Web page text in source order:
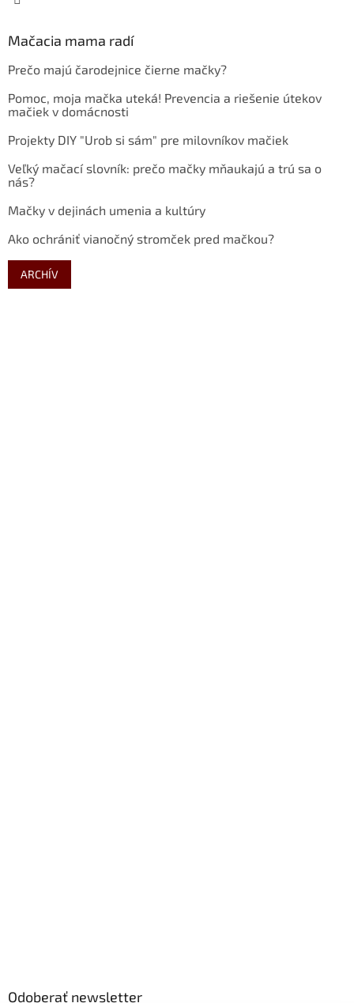
Mačacia mama radí
Prečo majú čarodejnice čierne mačky?
Pomoc, moja mačka uteká! Prevencia a riešenie útekov
mačiek v domácnosti
Projekty DIY "Urob si sám" pre milovníkov mačiek
Veľký mačací slovník: prečo mačky mňaukajú a trú sa o
nás?
Mačky v dejinách umenia a kultúry
Ako ochrániť vianočný stromček pred mačkou?
ARCHÍV
Odoberať newsletter